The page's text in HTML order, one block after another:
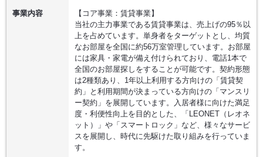
事業内容
【コア事業：賃貸事業】
当社の主力事業である賃貸事業は、売上げの95％以
上を占めています。単身者をターゲットとし、均質
なお部屋を全国に約56万室管理しています。お部屋
には家具・家電が備え付けられており、電話1本で
全国のお部屋探しをすることが可能です。契約形態
は2種類あり、1年以上利用する方向けの「賃貸契
約」と利用期間が決まっている方向けの「マンスリ
ー契約」を展開しています。入居者様に向けた満足
度・利便性向上を目的とした、「LEONET（レオネ
ット）」や「スマートロック」など、様々なサービ
スを展開し、時代に先駆けた取り組みを行っていま
す。